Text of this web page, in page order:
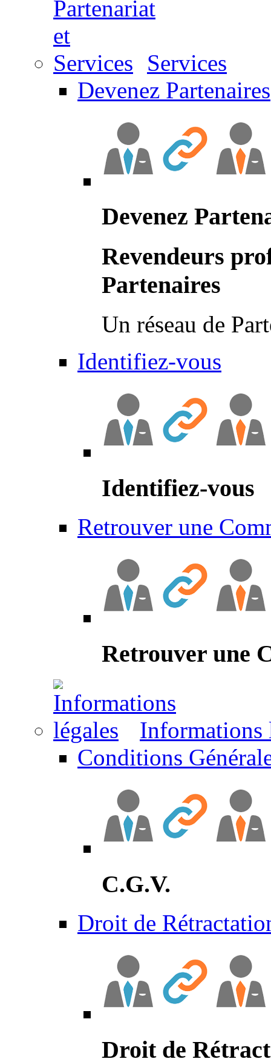
Services
Devenez Partenaires
Devenez
Revendeurs
Partenaires
Un réseau de
Identifiez-vous
Identifiez-vous
Retrouver une
Retrouver une
Informations
Conditions
C.G.V.
Droit de
Droit de